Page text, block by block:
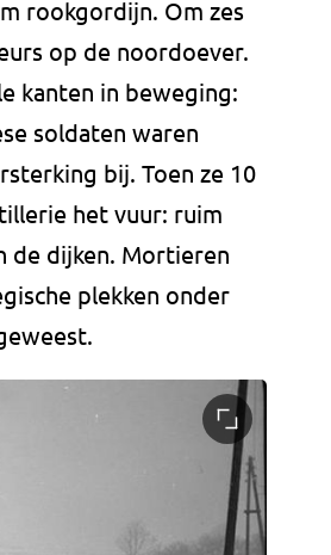
rookgordijn. Om zes
op de noordoever.
kanten in beweging:
soldaten waren
bij. Toen ze 10
het vuur: ruim
de dijken. Mortieren
plekken onder